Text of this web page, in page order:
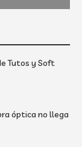
Tutos y Soft
óptica no llega